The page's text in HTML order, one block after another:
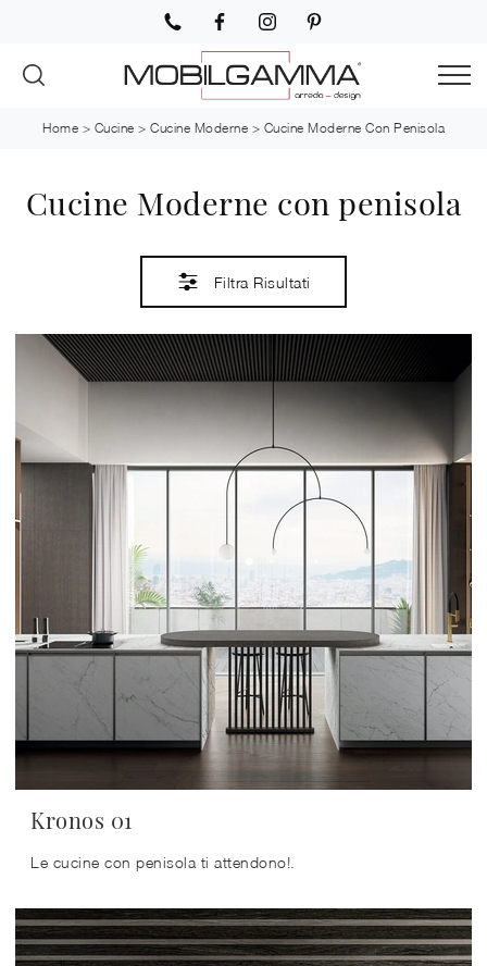
Home > Cucine > Cucine Moderne > Cucine Moderne Con Penisola
Cucine Moderne con penisola
Filtra Risultati
Kronos 01
Le cucine con penisola ti attendono!.